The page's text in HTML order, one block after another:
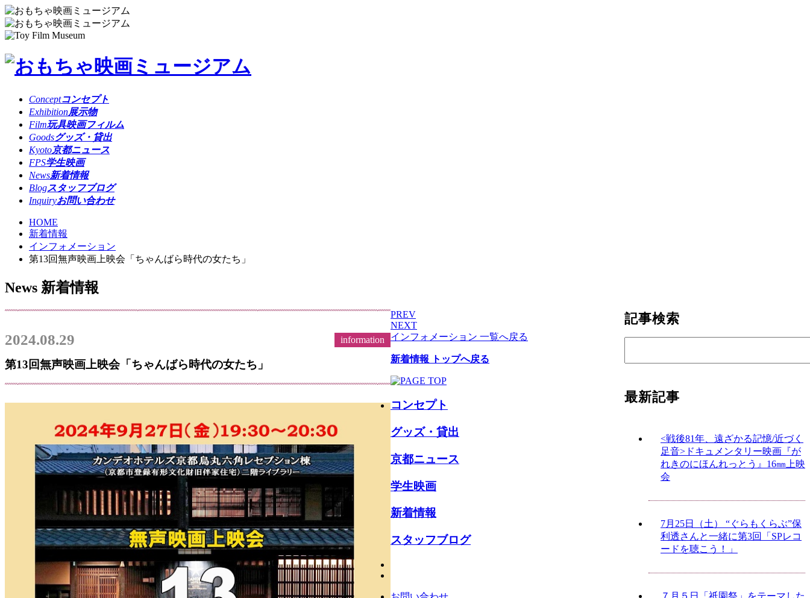
Conceptコンセプト
Exhibition展示物
Film玩具映画フィルム
Goodsグッズ・貸出
Kyoto京都ニュース
FPS学生映画
News新着情報
Blogスタッフブログ
Inquiryお問い合わせ
HOME
新着情報
インフォメーション
第13回無声映画上映会「ちゃんばら時代の女たち」
News 新着情報
2024.08.29 information
第13回無声映画上映会「ちゃんばら時代の女たち」
記事検索
最新記事
<戦後81年、遠ざかる記憶/近づく
足音>ドキュメンタリー映画『が
れきのにほんれっとう』16㎜上映
会
7月25日（土） “ぐらもくらぶ”保
利透さんと一緒に第3回「SPレコ
ードを聴こう！」
７月５日「祇園祭」をテーマした
PREV
NEXT
インフォメーション 一覧へ戻る
新着情報 トップへ戻る
コンセプト
グッズ・貸出
京都ニュース
学生映画
新着情報
スタッフブログ